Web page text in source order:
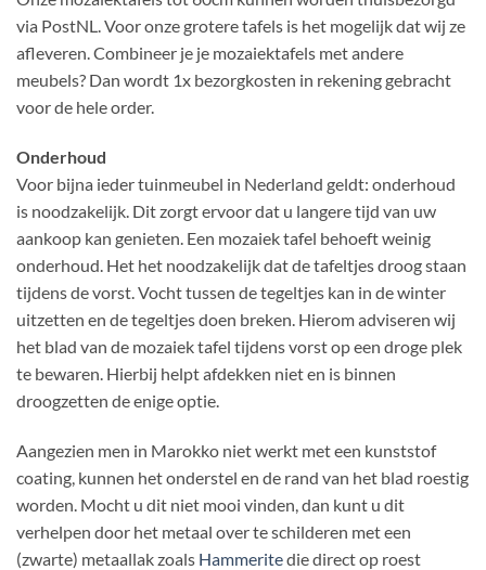
via PostNL. Voor onze grotere tafels is het mogelijk dat wij ze
afleveren. Combineer je je mozaiektafels met andere
meubels? Dan wordt 1x bezorgkosten in rekening gebracht
voor de hele order.
Onderhoud
Voor bijna ieder tuinmeubel in Nederland geldt: onderhoud
is noodzakelijk. Dit zorgt ervoor dat u langere tijd van uw
aankoop kan genieten. Een mozaiek tafel behoeft weinig
onderhoud. Het het noodzakelijk dat de tafeltjes droog staan
tijdens de vorst. Vocht tussen de tegeltjes kan in de winter
uitzetten en de tegeltjes doen breken. Hierom adviseren wij
het blad van de mozaiek tafel tijdens vorst op een droge plek
te bewaren. Hierbij helpt afdekken niet en is binnen
droogzetten de enige optie.
Aangezien men in Marokko niet werkt met een kunststof
coating, kunnen het onderstel en de rand van het blad roestig
worden. Mocht u dit niet mooi vinden, dan kunt u dit
verhelpen door het metaal over te schilderen met een
(zwarte) metaallak zoals Hammeritedie direct op roest